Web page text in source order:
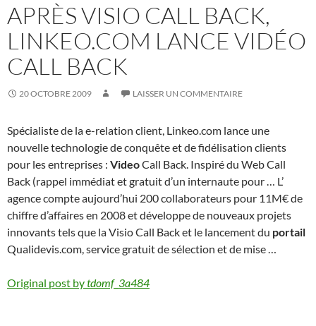
APRÈS VISIO CALL BACK,
LINKEO.COM LANCE VIDÉO
CALL BACK
20 OCTOBRE 2009 LAISSER UN COMMENTAIRE
Spécialiste de la e-relation client, Linkeo.com lance une
nouvelle technologie de conquête et de fidélisation clients
pour les entreprises : VideoCall Back. Inspiré du Web Call
Back (rappel immédiat et gratuit d’un internaute pour … L’
agence compte aujourd’hui 200 collaborateurs pour 11M€ de
chiffre d’affaires en 2008 et développe de nouveaux projets
innovants tels que la Visio Call Back et le lancement du portail
Qualidevis.com, service gratuit de sélection et de mise …
Original post bytdomf_3a484